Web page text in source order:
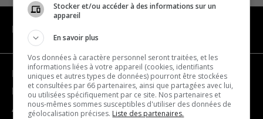
NAVIGATION
Devenir partenaire
Nous joindre
À propos
Stocker et/ou accéder à des informations sur un
appareil
En savoir plus
Vos données à caractère personnel seront traitées, et les
informations liées à votre appareil (cookies, identifiants
uniques et autres types de données) pourront être stockées
et consultées par 66 partenaires, ainsi que partagées avec lui,
ou utilisées spécifiquement par ce site. Nos partenaires et
nous-mêmes sommes susceptibles d'utiliser des données de
géolocalisation précises. Liste des partenaires.